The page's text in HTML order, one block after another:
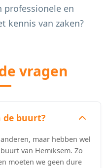
professionele en
kennis van zaken?
vragen
de buurt?
maar hebben wel
van Hemiksem. Zo
moeten we geen dure